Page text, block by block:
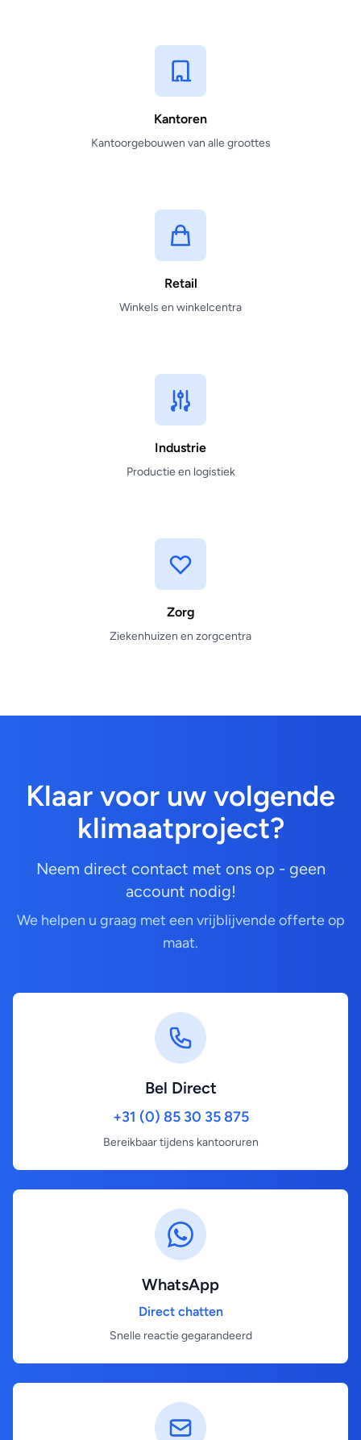
Kantoren
Kantoorgebouwen van alle groottes
Retail
Winkels en winkelcentra
Industrie
Productie en logistiek
Zorg
Ziekenhuizen en zorgcentra
Klaar voor uw volgende
klimaatproject?
Neem direct contact met ons op - geen
account nodig!
We helpen u graag met een vrijblijvende offerte op
maat.
Bel Direct
+31 (0) 85 30 35 875
Bereikbaar tijdens kantooruren
WhatsApp
Direct chatten
Snelle reactie gegarandeerd